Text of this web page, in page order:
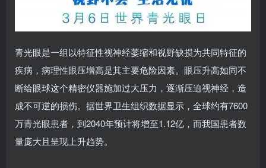
青光眼是一组以特征性视神经萎缩和视野缺损为共同特征的
疾病，病理性眼压增高是其主要危险因素。眼压升高如同不
断给眼球这个精密仪器施加过大压力，逐渐压迫视神经，造
成不可逆的损伤。据世界卫生组织数据显示，全球约有7600
万青光眼患者，到2040年预计将增至1.12亿，而我国患者数
量庞大且呈现上升趋势。